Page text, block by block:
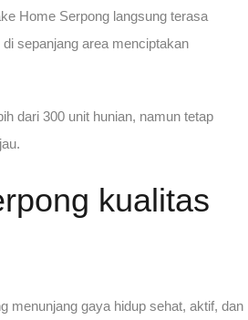
Home Serpong langsung terasa
sepanjang area menciptakan
dari 300 unit hunian, namun tetap
kualitas
menunjang gaya hidup sehat, aktif, dan